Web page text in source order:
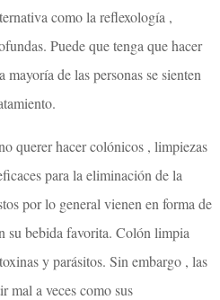
como la reflexología ,
Puede que tenga que hacer
de las personas se sienten
querer hacer colónicos , limpiezas
para la eliminación de la
por lo general vienen en forma de
su bebida favorita. Colón limpia
y parásitos. Sin embargo , las
mal a veces como sus